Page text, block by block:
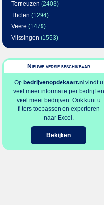
Terneuzen (2403)
Tholen (1294)
Veere (1479)
Vlissingen (1553)
Nieuwe versie beschikbaar
Op bedrijvenopdekaart.nl vindt u
veel meer informatie per bedrijf en
veel meer bedrijven. Ook kunt u
filters toepassen en exporteren
naar Excel.
Bekijken